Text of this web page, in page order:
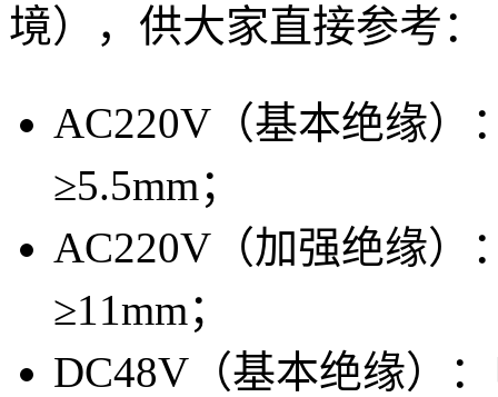
境），供大家直接参考：
AC220V（基本绝缘）
≥5.5mm；
AC220V（加强绝缘）
≥11mm；
DC48V（基本绝缘）